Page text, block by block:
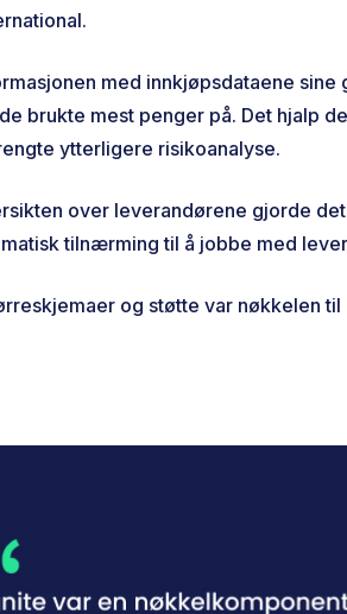
med innkjøpsdataene sine
brukte mest penger på. Det hjalp
ytterligere risikoanalyse.
over leverandørene gjorde
tilnærming til å jobbe med
og støtte var nøkkelen